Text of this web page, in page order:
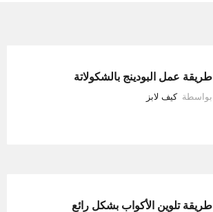
طريقة عمل البودينج بالشكولاتة
بواسطة كيف لابز
طريقة تلوين الأكواب بشكل رائع